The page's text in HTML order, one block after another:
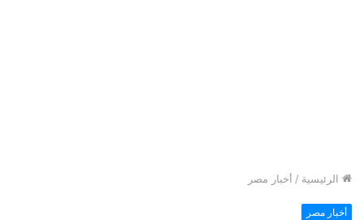
الرئيسية / أخبار مصر
أخبار مصر